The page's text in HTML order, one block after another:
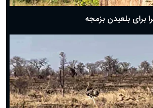
برای بلعیدن بزمجه